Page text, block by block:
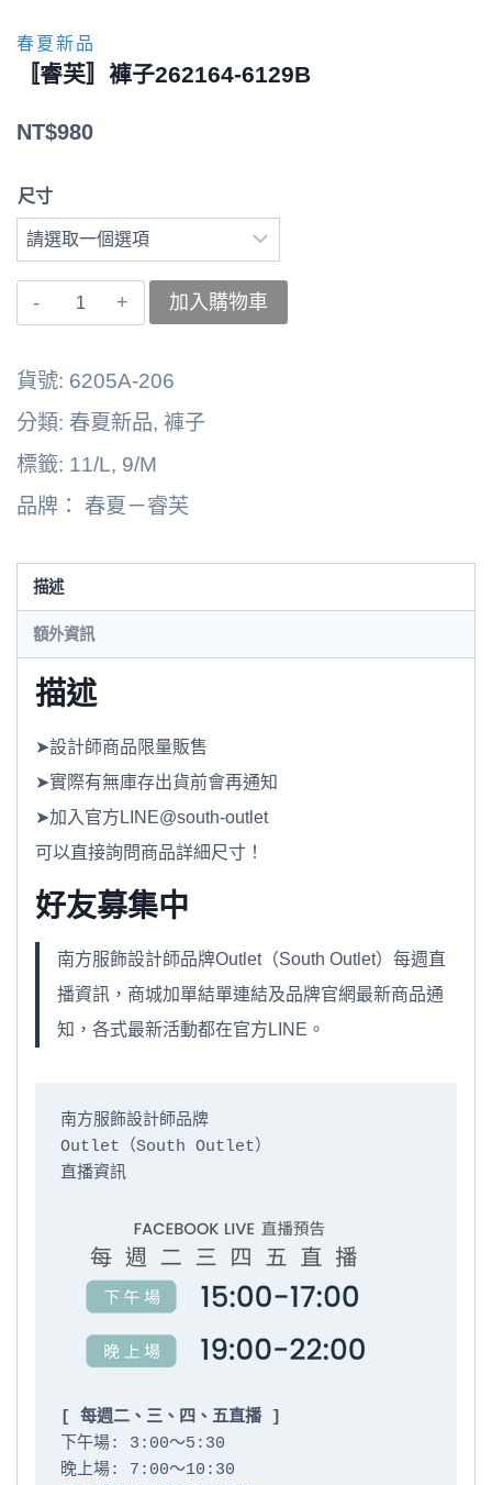
春夏新品
〚睿芙〛褲子262164-6129B
NT$980
尺寸
〚睿
262164-
6129B
數
加入購物車
貨號: 6205A-206
分類: 春夏新品, 褲子
標籤: 11/L, 9/M
品牌： 春夏－睿芙
描述
額外資訊
描述
➤設計師商品限量販售
➤實際有無庫存出貨前會再通知
➤加入官方LINE@south-outlet
可以直接詢問商品詳細尺寸！
好友募集中
南方服飾設計師品牌Outlet（South Outlet）每週直
播資訊，商城加單結單連結及品牌官網最新商品通
知，各式最新活動都在官方LINE。
南方服飾設計師品牌
Outlet（South Outlet）
直播資訊
[ 每週二、三、四、五直播 ]
下午場: 3:00～5:30